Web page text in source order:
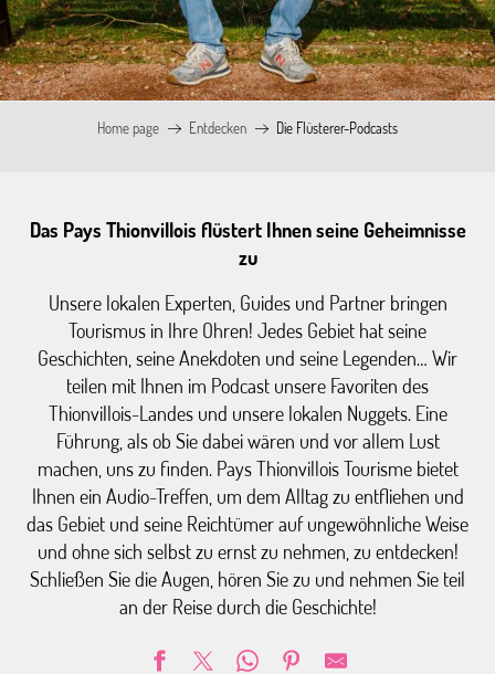
Home page Entdecken Die Flüsterer-Podcasts
Das Pays Thionvillois flüstert Ihnen seine Geheimnisse
zu
Unsere lokalen Experten, Guides und Partner bringen
Tourismus in Ihre Ohren! Jedes Gebiet hat seine
Geschichten, seine Anekdoten und seine Legenden… Wir
teilen mit Ihnen im Podcast unsere Favoriten des
Thionvillois-Landes und unsere lokalen Nuggets. Eine
Führung, als ob Sie dabei wären und vor allem Lust
machen, uns zu finden. Pays Thionvillois Tourisme bietet
Ihnen ein Audio-Treffen, um dem Alltag zu entfliehen und
das Gebiet und seine Reichtümer auf ungewöhnliche Weise
und ohne sich selbst zu ernst zu nehmen, zu entdecken!
Schließen Sie die Augen, hören Sie zu und nehmen Sie teil
an der Reise durch die Geschichte!